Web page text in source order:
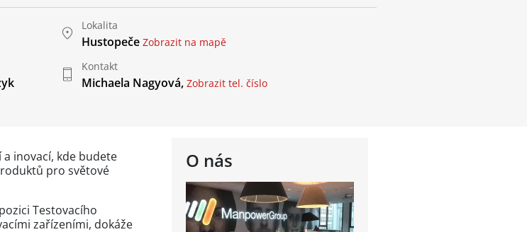
Lokalita
Hustopeče Zobrazit na mapě
Kontakt
Michaela Nagyová, Zobrazit tel. číslo
O nás
inovací, kde budete
pro světové
Testovacího
zařízeními, dokáže